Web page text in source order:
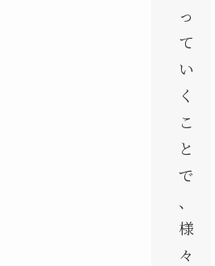
っ
て
い
く
こ
と
で
、
様
々